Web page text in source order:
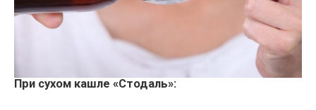
При сухом кашле «Стодаль»: